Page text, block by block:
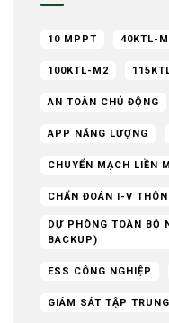
10 MPPT 40KTL-
100KTL-M2
AN TOÀN CHỦ ĐỘNG
APP NĂNG LƯỢNG
CHUYỂN MẠCH LIỀN
CHẨN ĐOÁN I-V
DỰ PHÒNG TOÀN BỘ
BACKUP)
ESS CÔNG NGHIỆP
GIÁM SÁT TẬP TRUNG